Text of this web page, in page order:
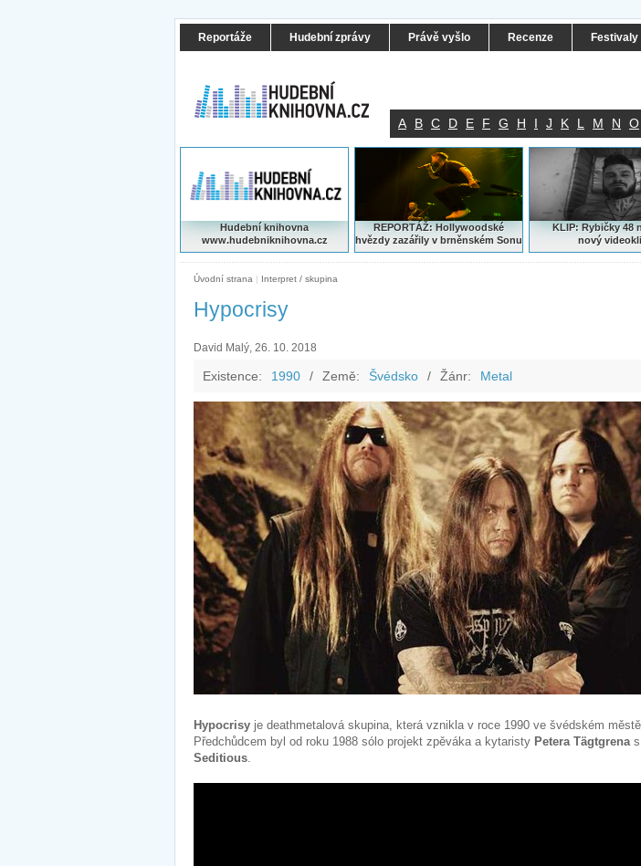
Reportáže Hudební zprávy Právě vyšlo Recenze Festivaly
A B C D E F G H I J K L M N O
Hudební knihovna
www.hudebniknihovna.cz
REPORTÁŽ: Hollywoodské
hvězdy zazářily v brněnském Sonu
KLIP: Rybičky 48
nový
Úvodní strana | Interpret / skupina
Hypocrisy
David Malý, 26. 10. 2018
Existence: 1990 / Země: Švédsko / Žánr: Metal
Hypocrisy je deathmetalová skupina, která vznikla v roce 1990 ve švédském
Předchůdcem byl od roku 1988 sólo projekt zpěváka a kytaristy Petera Tägtgrena
Seditious.